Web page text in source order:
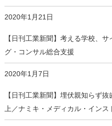
2020年1月21日
【日刊工業新聞】考える学校、
グ・コンサル総合支援
2020年1月7日
【日刊工業新聞】埋伏親知らず
上／ナミキ・メディカル・インス